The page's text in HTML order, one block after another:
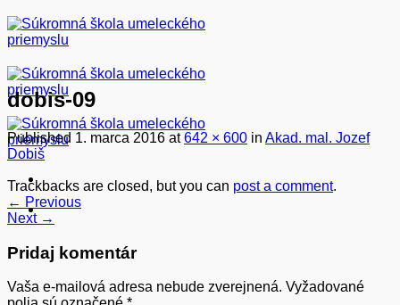
Skip
to
content
dobis-09
Published 1. marca 2016 at642 × 600 in Akad. mal. Jozef
Dobiš
Trackbacks are closed, but you can post a comment.
← Previous
Next →
Pridaj komentár
Vaša e-mailová adresa nebude zverejnená. Vyžadované